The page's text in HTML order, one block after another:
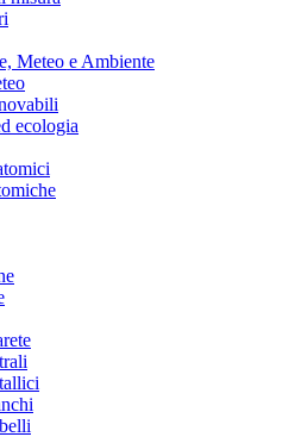
Meteo e Ambiente
ecologia